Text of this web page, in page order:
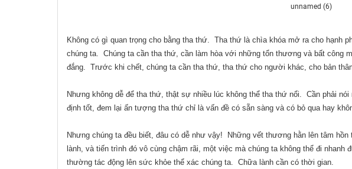
unnamed (6)
Không có gì quan trọng cho bằng tha thứ. Tha thứ là chìa khóa mở ra cho hạnh
chúng ta. Chúng ta cần tha thứ, cần làm hòa với những tổn thương và bất công
đắng. Trước khi chết, chúng ta cần tha thứ, tha thứ cho người khác, cho bản
Nhưng không dễ để tha thứ, thật sự nhiều lúc không thể tha thứ nổi. Cần phải
định tốt, đem lại ấn tượng tha thứ chỉ là vấn đề có sẵn sàng và có bỏ qua hay
Nhưng chúng ta đều biết, đâu có dễ như vậy!
Những vết thương hằn lên tâm
lành, và tiến trình đó vô cùng chậm rãi, một việc mà chúng ta không thể đi nhanh
thường tác động lên sức khỏe thể xác chúng ta. Chữa lành cần có thời gian.